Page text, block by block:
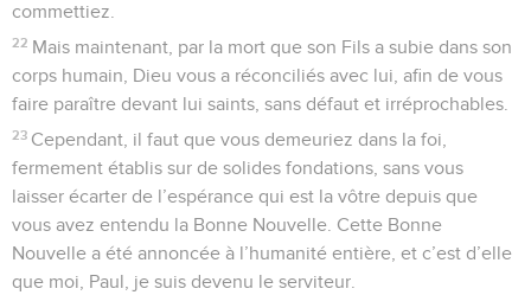
commettiez.
22 Mais maintenant, par la mort que son Fils a subie dans son
corps humain, Dieu vous a réconciliés avec lui, afin de vous
faire paraître devant lui saints, sans défaut et irréprochables.
23 Cependant, il faut que vous demeuriez dans la foi,
fermement établis sur de solides fondations, sans vous
laisser écarter de l’espérance qui est la vôtre depuis que
vous avez entendu la Bonne Nouvelle. Cette Bonne
Nouvelle a été annoncée à l’humanité entière, et c’est d’elle
que moi, Paul, je suis devenu le serviteur.